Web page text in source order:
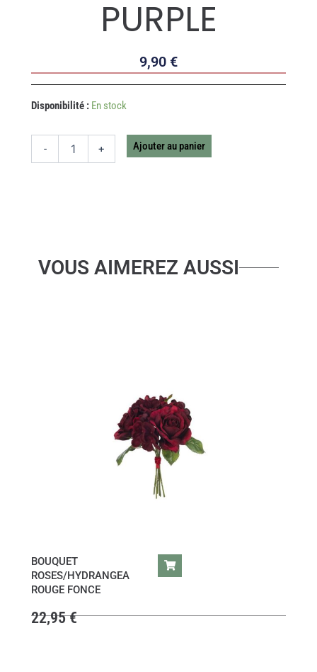
PURPLE
9,90 €
Disponibilité : En stock
-
quantité
+ Ajouter au panier
VOUS AIMEREZ AUSSI
BOUQUET
ROSES/HYDRANGEA
ROUGE FONCE
22,95€